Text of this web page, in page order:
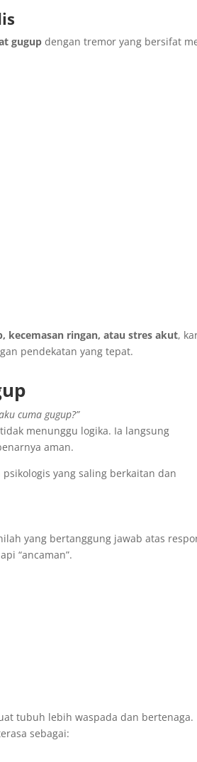
gugup dengan tremor yang bersifat
kecemasan ringan, atau stres akut,
pendekatan yang tepat.
cuma gugup?”
menunggu logika. Ia langsung
aman.
yang saling berkaitan dan
yang bertanggung jawab atas
“ancaman”.
tubuh lebih waspada dan bertenaga.
sebagai: